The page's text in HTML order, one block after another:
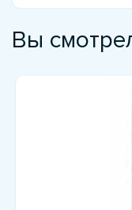
Вы